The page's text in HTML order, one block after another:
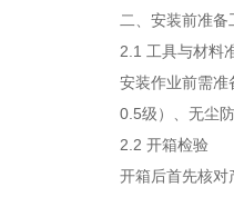
二、安装前准备
2.1 工具与材料
安装作业前需准
0.5级）、无尘
2.2 开箱检验
开箱后首先核对